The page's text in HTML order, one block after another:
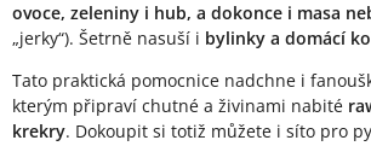
ovoce, zeleniny i hub, a dokonce i masa
„jerky“). Šetrně nasuší i bylinky a domácí
Tato praktická pomocnice nadchne i
kterým připraví chutné a živinami nabité
krekry. Dokoupit si totiž můžete i síto pro